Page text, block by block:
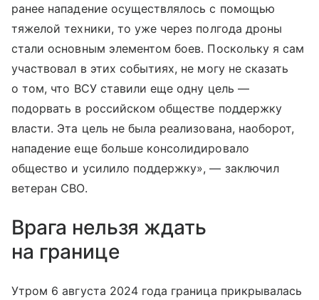
ранее нападение осуществлялось с помощью
тяжелой техники, то уже через полгода дроны
стали основным элементом боев. Поскольку я сам
участвовал в этих событиях, не могу не сказать
о том, что ВСУ ставили еще одну цель —
подорвать в российском обществе поддержку
власти. Эта цель не была реализована, наоборот,
нападение еще больше консолидировало
общество и усилило поддержку», — заключил
ветеран СВО.
Врага нельзя ждать
на границе
Утром 6 августа 2024 года граница прикрывалась